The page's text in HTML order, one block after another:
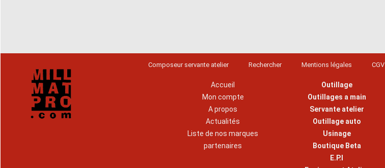
Composeur servante atelier Rechercher Mentions légales CGV
Accueil
Mon compte
A propos
Actualités
Liste de nos marques
partenaires
Outillage
Outillages a main
Servante atelier
Outillage auto
Usinage
Boutique Beta
E.P.I